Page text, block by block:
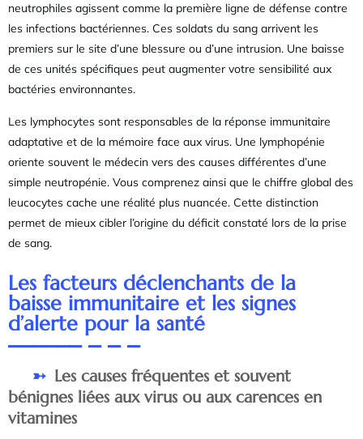
neutrophiles agissent comme la première ligne de défense contre
les infections bactériennes. Ces soldats du sang arrivent les
premiers sur le site d’une blessure ou d’une intrusion. Une baisse
de ces unités spécifiques peut augmenter votre sensibilité aux
bactéries environnantes.
Les lymphocytes sont responsables de la réponse immunitaire
adaptative et de la mémoire face aux virus. Une lymphopénie
oriente souvent le médecin vers des causes différentes d’une
simple neutropénie. Vous comprenez ainsi que le chiffre global des
leucocytes cache une réalité plus nuancée. Cette distinction
permet de mieux cibler l’origine du déficit constaté lors de la prise
de sang.
Les facteurs déclenchants de la
baisse immunitaire et les signes
d’alerte pour la santé
Les causes fréquentes et souvent
bénignes liées aux virus ou aux carences en
vitamines